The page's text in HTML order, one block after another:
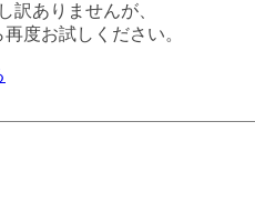
訳ありませんが、
度お試しください。